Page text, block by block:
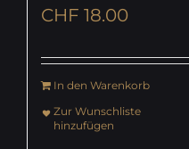
CHF 18.00
In den Warenkorb
Zur Wunschliste
hinzufügen